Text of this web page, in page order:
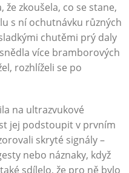
že zkoušela, co se stane,
s ní ochutnávku různých
chutěmi prý daly
více bramborových
rozhlíželi se po
na ultrazvukové
jej podstoupit v prvním
skryté signály –
nebo náznaky, když
sdílelo, že pro ně bylo